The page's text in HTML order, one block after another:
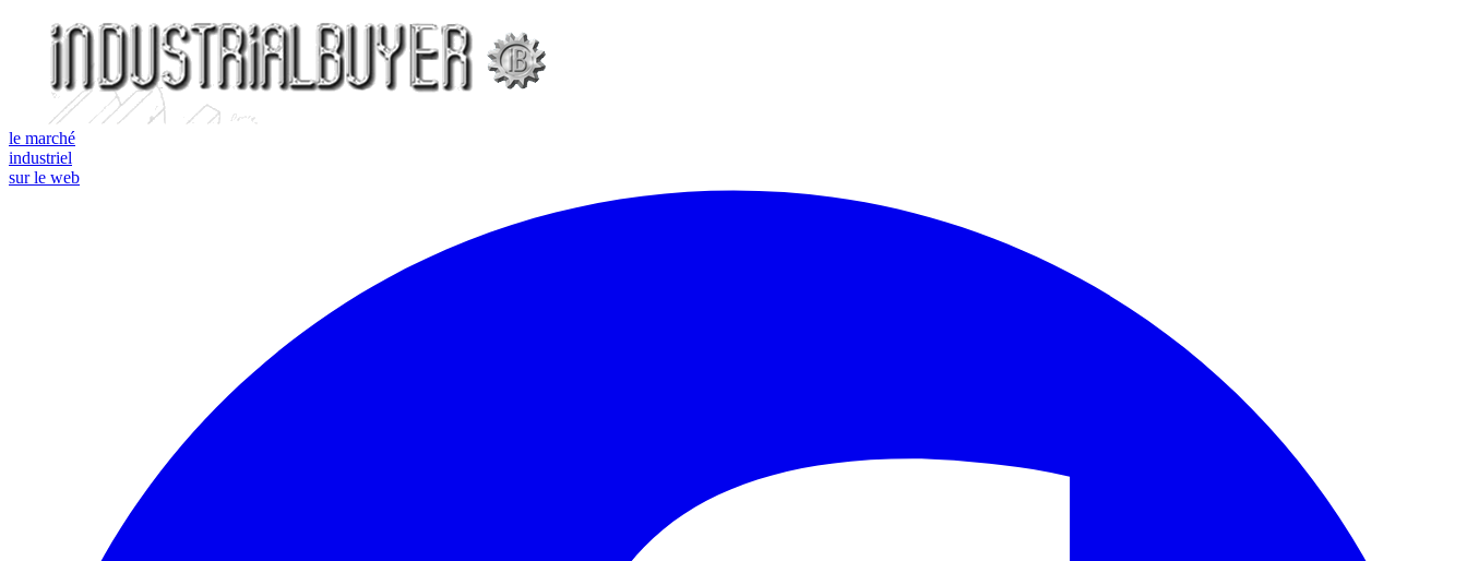
le marché
industriel
sur le web